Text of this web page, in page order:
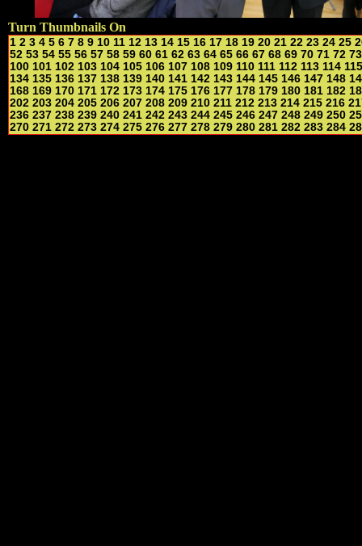
Turn Thumbnails On
1 2 3 4 5 6 7 8 9 10 11 12 13 14 15 16 17 18 19 20 21 22 23 24 25
52 53 54 55 56 57 58 59 60 61 62 63 64 65 66 67 68 69 70 71 72 73
100 101 102 103 104 105 106 107 108 109 110 111 112 113 114 115
134 135 136 137 138 139 140 141 142 143 144 145 146 147 148
168 169 170 171 172 173 174 175 176 177 178 179 180 181 182
202 203 204 205 206 207 208 209 210 211 212 213 214 215 216
236 237 238 239 240 241 242 243 244 245 246 247 248 249 250
270 271 272 273 274 275 276 277 278 279 280 281 282 283 284